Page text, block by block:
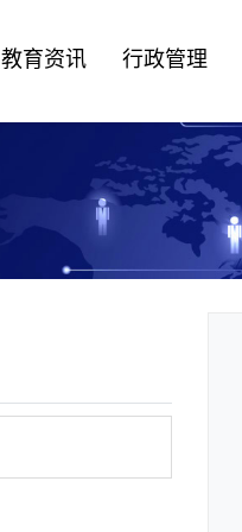
教育资讯 行政管理